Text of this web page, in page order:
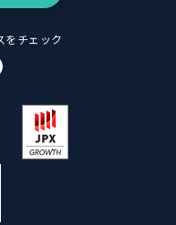
をチェック